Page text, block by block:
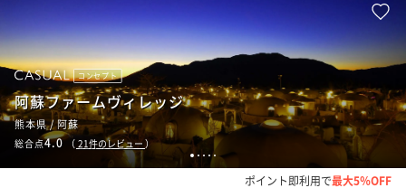
1 2 3 45
コンセプト
阿蘇ファームヴィレッジ
熊本県 / 阿蘇
総合点4.0（ 21件のレビュー）
ポイント即利用で最大5％OFF